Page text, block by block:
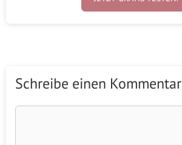
Schreibe einen Kommentar
Kommentar